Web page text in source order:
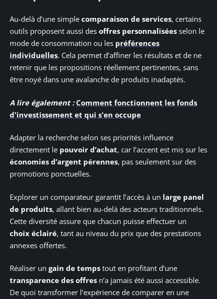
Au-delà d’une simple comparaison de services, certains
outils proposent aussi des offres personnalisées selon le
mode de consommation ou les préférences
individuelles. Cela permet d’affiner les résultats et de ne
retenir que les propositions réellement pertinentes, sans
être noyé dans une avalanche de produits inadaptés.
A lire également : Comment fonctionnent les fonds
d'investissement et qui s'en occupe
Adapter la recherche selon ses priorités influence
directement le pouvoir d’achat, car l’accent est mis sur les
économies d’argent pérennes, pas seulement sur des
promotions ponctuelles.
Explorer un comparateur garantit l’accès à un large panel
de produits, allant bien au-delà des acteurs traditionnels.
Cette diversité assure que chacun puisse effectuer un
choix éclairé, tant au niveau du prix que des prestations
annexes offertes.
Réaliser un gain de temps tout en profitant d’une
transparence des offres n’a jamais été aussi accessible.
De quoi transformer l’expérience de comparer en une